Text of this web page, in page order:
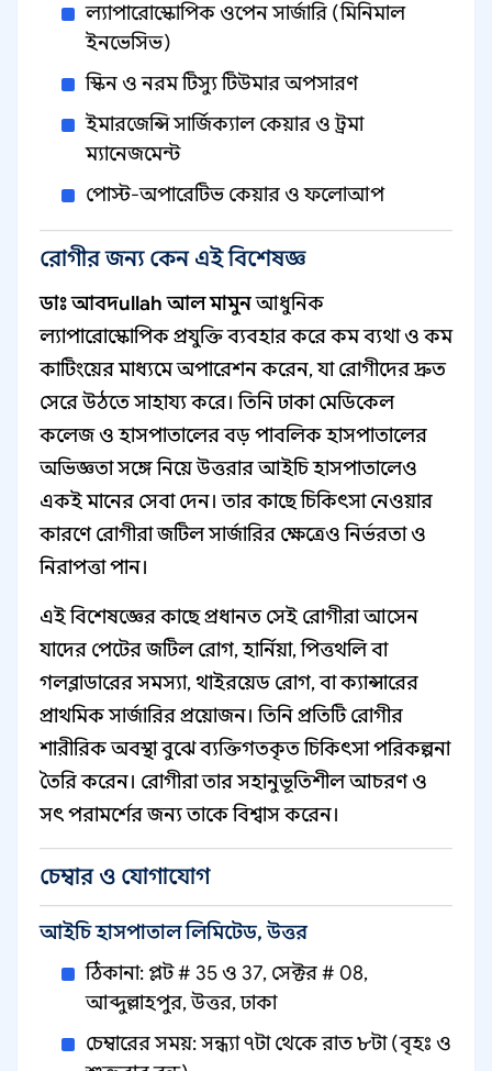
ল্যাপারোস্কোপিক ওপেন সার্জারি (মিনিমাল
ইনভেসিভ)
স্কিন ও নরম টিস্যু টিউমার অপসারণ
ইমারজেন্সি সার্জিক্যাল কেয়ার ও ট্রমা
ম্যানেজমেন্ট
পোস্ট-অপারেটিভ কেয়ার ও ফলোআপ
রোগীর জন্য কেন এই বিশেষজ্ঞ
ডাঃ আবদullah আল মামুনআধুনিক
ল্যাপারোস্কোপিক প্রযুক্তি ব্যবহার করে কম ব্যথা ও কম
কাটিংয়ের মাধ্যমে অপারেশন করেন, যা রোগীদের দ্রুত
সেরে উঠতে সাহায্য করে। তিনি ঢাকা মেডিকেল
কলেজ ও হাসপাতালের বড় পাবলিক হাসপাতালের
অভিজ্ঞতা সঙ্গে নিয়ে উত্তরার আইচি হাসপাতালেও
একই মানের সেবা দেন। তার কাছে চিকিৎসা নেওয়ার
কারণে রোগীরা জটিল সার্জারির ক্ষেত্রেও নির্ভরতা ও
নিরাপত্তা পান।
এই বিশেষজ্ঞের কাছে প্রধানত সেই রোগীরা আসেন
যাদের পেটের জটিল রোগ, হার্নিয়া, পিত্তথলি বা
গলব্লাডারের সমস্যা, থাইরয়েড রোগ, বা ক্যান্সারের
প্রাথমিক সার্জারির প্রয়োজন। তিনি প্রতিটি রোগীর
শারীরিক অবস্থা বুঝে ব্যক্তিগতকৃত চিকিৎসা পরিকল্পনা
তৈরি করেন। রোগীরা তার সহানুভূতিশীল আচরণ ও
সৎ পরামর্শের জন্য তাকে বিশ্বাস করেন।
চেম্বার ও যোগাযোগ
আইচি হাসপাতাল লিমিটেড, উত্তর
ঠিকানা: প্লট # 35 ও 37, সেক্টর # 08,
আব্দুল্লাহপুর, উত্তর, ঢাকা
চেম্বারের সময়: সন্ধ্যা ৭টা থেকে রাত ৮টা (বৃহঃ ও